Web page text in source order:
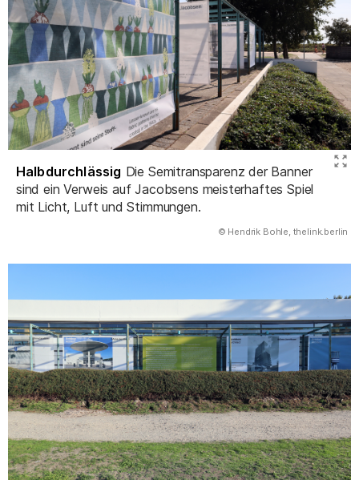
Halbdurchlässig Die Semitransparenz der Banner
sind ein Verweis auf Jacobsens meisterhaftes Spiel
mit Licht, Luft und Stimmungen.
© Hendrik Bohle, thelink.berlin